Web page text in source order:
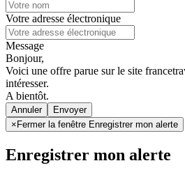
Votre adresse électronique
Message
Bonjour,
Voici une offre parue sur le site
intéresser.
A bientôt.
Annuler
× Fermer la fenêtre Enregistrer mon alerte
Enregistrer mon alerte